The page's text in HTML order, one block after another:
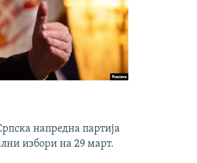
напредна партија
избори на 29 март.